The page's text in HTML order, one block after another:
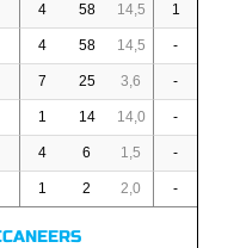
4 58 14,5 1
4 58 14,5 -
7 25 3,6 -
1 14 14,0 -
4 6 1,5 -
1 2 2,0 -